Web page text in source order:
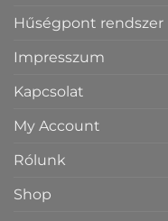
Hűségpont rendszer
Impresszum
Kapcsolat
My Account
Rólunk
Shop